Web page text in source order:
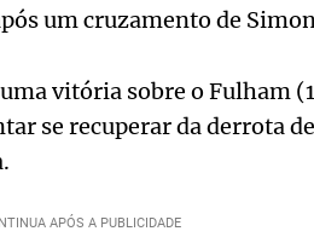
um cruzamento de
vitória sobre o Fulham
se recuperar da derrota